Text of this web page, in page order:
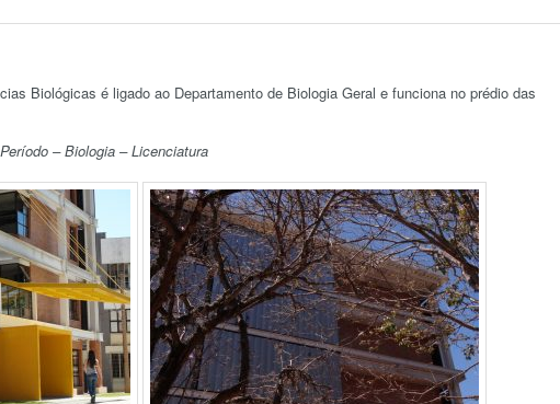
Biológicas é ligado ao Departamento de Biologia Geral e funciona no prédio das
– Biologia – Licenciatura